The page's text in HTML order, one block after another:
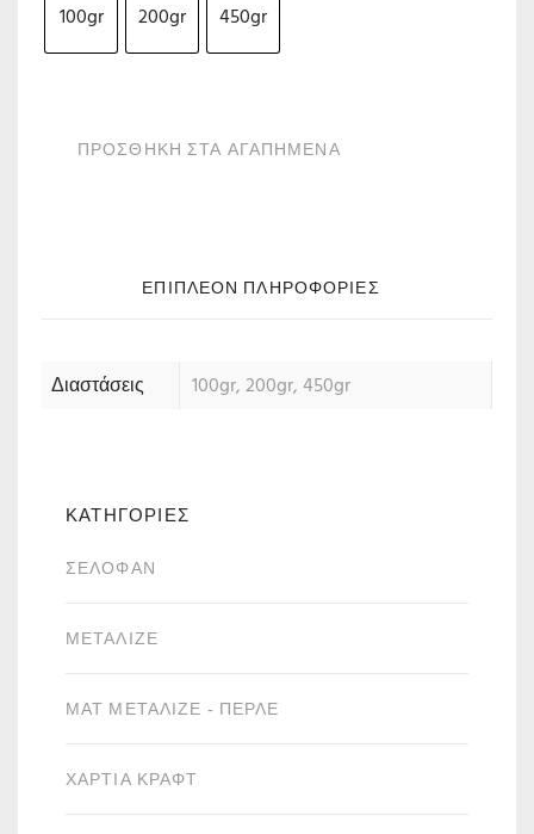
100gr 200gr 450gr
ΠΡΟΣΘΗΚΗ ΣΤΑ ΑΓΑΠΗΜΕΝΑ
ΕΠΙΠΛΈΟΝ ΠΛΗΡΟΦΟΡΊΕΣ
Διαστάσεις 100gr, 200gr, 450gr
ΚΑΤΗΓΟΡΙΕΣ
ΣΕΛΟΦΆΝ
ΜΕΤΑΛΙΖΈ
ΜΑΤ ΜΕΤΑΛΙΖΈ - ΠΕΡΛΈ
ΧΑΡΤΙΆ ΚΡΑΦΤ